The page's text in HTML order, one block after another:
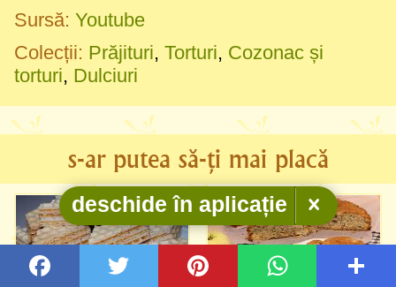
Sursă: Youtube
Colecții: Prăjituri, Torturi, Cozonac și
torturi, Dulciuri
s-ar putea să-ți mai placă
deschide în aplicație